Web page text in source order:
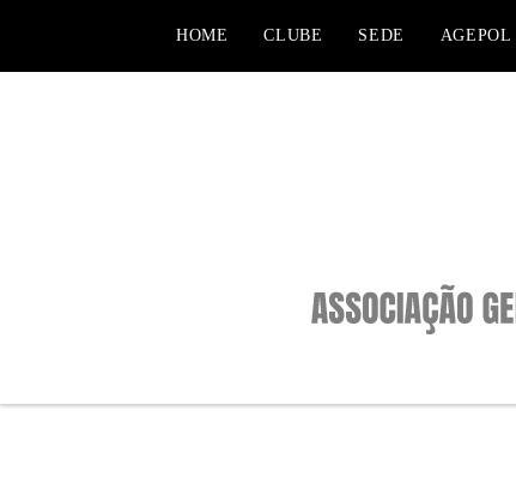
HOME CLUBE SEDE AGEPOL